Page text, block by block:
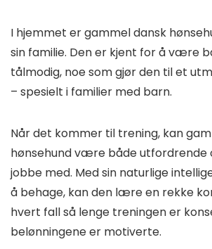
I hjemmet er gammel dansk
sin familie. Den er kjent for å være
tålmodig, noe som gjør den til et
– spesielt i familier med barn.
Når det kommer til trening, kan
hønsehund være både utfordrende
jobbe med. Med sin naturlige
å behage, kan den lære en rekke
hvert fall så lenge treningen er
belønningene er motiverte.